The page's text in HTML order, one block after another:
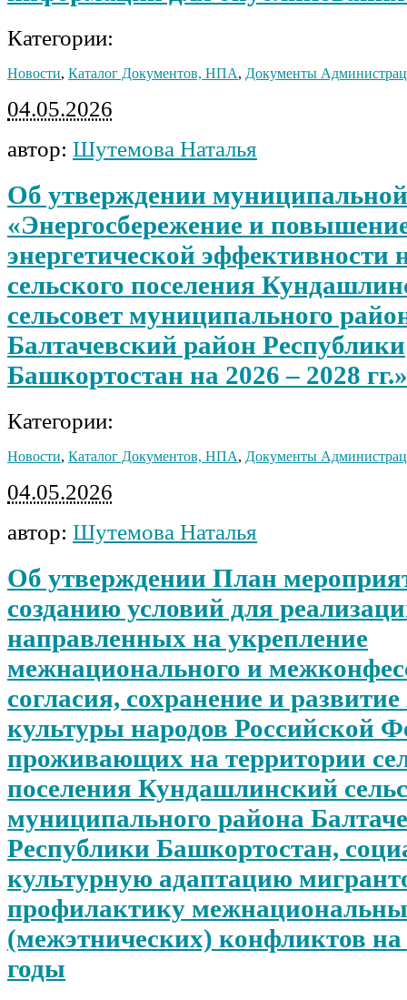
Категории:
Новости, Каталог Документов, НПА, Документы
04.05.2026
автор: Шутемова Наталья
Об утверждении
«Энергосбережение и
энергетической эффективности
сельского поселения
сельсовет муниципального
Балтачевский район Республики
Башкортостан на 2026 – 2028 гг.»
Категории:
Новости, Каталог Документов, НПА, Документы
04.05.2026
автор: Шутемова Наталья
Об утверждении План
созданию условий для
направленных на укрепление
межнационального и
согласия, сохранение и
культуры народов Российской
проживающих на территории
поселения Кундашлинский
муниципального района
Республики Башкортостан,
культурную адаптацию
профилактику
(межэтнических) конфликтов на
годы